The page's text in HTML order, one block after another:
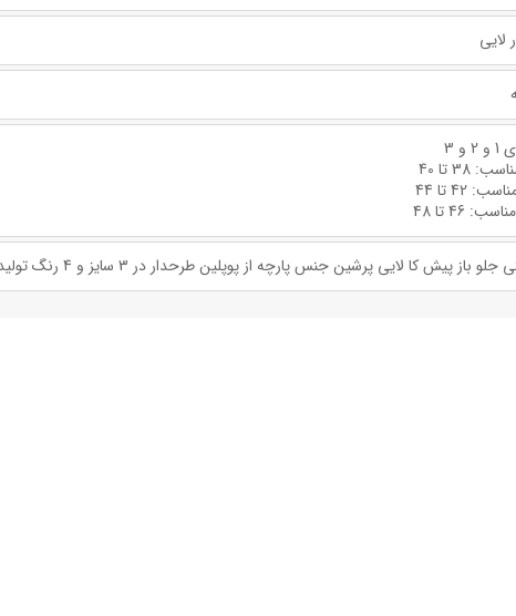
لایی
3
باز پیش کا لایی پرشین جنس پارچه از پوپلین طرحدار در 3 سایز و 4 رنگ تولید برند السانا